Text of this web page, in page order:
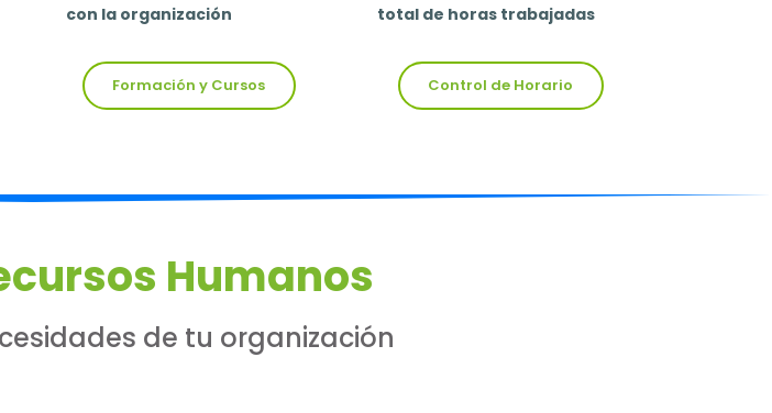
con la organización
Formación y Cursos
total de horas trabajadas
Control de Horario
Humanos
de tu organización